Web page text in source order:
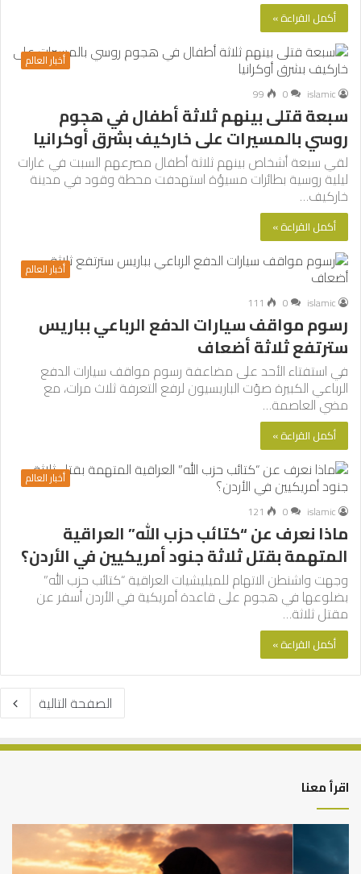
أكمل القراءة »
أخبار العالم
islamic
0
99
سبعة قتلى بينهم ثلاثة أطفال في هجوم
روسي بالمسيرات على خاركيف بشرق أوكرانيا
لقي سبعة أشخاص بينهم ثلاثة أطفال مصرعهم السبت في غارات
ليلية روسية بطائرات مسيؤة استهدفت محطة وقود في مدينة
خاركيف…
أكمل القراءة »
أخبار العالم
islamic
0
111
رسوم مواقف سيارات الدفع الرباعي بباريس
سترتفع ثلاثة أضعاف
في استفتاء الأحد على مضاعفة رسوم مواقف سيارات الدفع
الرباعي الكبيرة صوّت الباريسيون لرفع التعرفة ثلاث مرات، مع
مضي العاصمة…
أكمل القراءة »
أخبار العالم
islamic
0
121
ماذا نعرف عن “كتائب حزب الله” العراقية
المتهمة بقتل ثلاثة جنود أمريكيين في الأردن؟
وجهت واشنطن الاتهام للميليشيات العراقية “كتائب حزب الله”
بضلوعها في هجوم على قاعدة أمريكية في الأردن أسفر عن
مقتل ثلاثة…
أكمل القراءة »
الصفحة التالية
اقرأ معنا
كيف
العبادات